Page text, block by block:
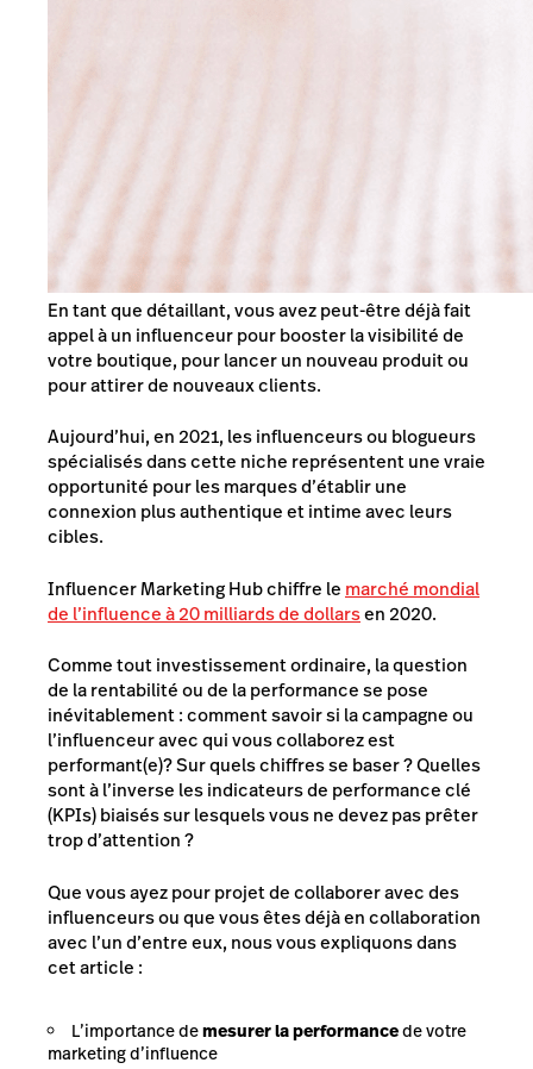
En tant que détaillant, vous avez peut-être déjà fait
appel à un influenceur pour booster la visibilité de
votre boutique, pour lancer un nouveau produit ou
pour attirer de nouveaux clients.
Aujourd’hui, en 2021, les influenceurs ou blogueurs
spécialisés dans cette niche représentent une vraie
opportunité pour les marques d’établir une
connexion plus authentique et intime avec leurs
cibles.
Influencer Marketing Hub chiffre le marché mondial
de l’influence à 20 milliards de dollarsen 2020.
Comme tout investissement ordinaire, la question
de la rentabilité ou de la performance se pose
inévitablement : comment savoir si la campagne ou
l’influenceur avec qui vous collaborez est
performant(e)? Sur quels chiffres se baser ? Quelles
sont à l’inverse les indicateurs de performance clé
(KPIs) biaisés sur lesquels vous ne devez pas prêter
trop d’attention ?
Que vous ayez pour projet de collaborer avec des
influenceurs ou que vous êtes déjà en collaboration
avec l’un d’entre eux, nous vous expliquons dans
cet article :
L’importance demesurer la performancede votre
marketing d’influence